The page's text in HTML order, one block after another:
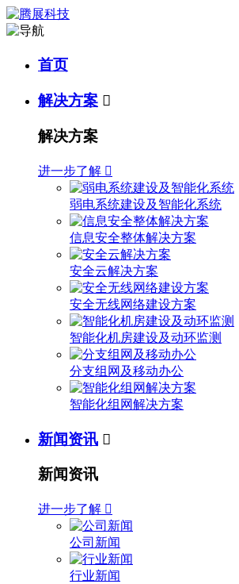
首页
解决方案 
解决方案
进一步了解 
弱电系统建设及智能化系统
信息安全整体解决方案
安全云解决方案
安全无线网络建设方案
智能化机房建设及动环监测
分支组网及移动办公
智能化组网解决方案
新闻资讯 
新闻资讯
进一步了解 
公司新闻
行业新闻